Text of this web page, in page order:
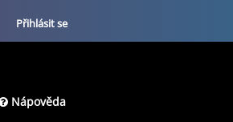
Přihlásit se
Nápověda